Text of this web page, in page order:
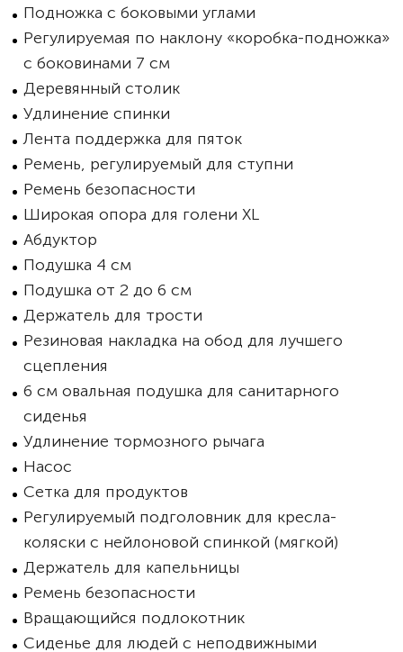
Подножка с боковыми углами
Регулируемая по наклону «коробка-подножка»
с боковинами 7 см
Деревянный столик
Удлинение спинки
Лента поддержка для пяток
Ремень, регулируемый для ступни
Ремень безопасности
Широкая опора для голени XL
Абдуктор
Подушка 4 см
Подушка от 2 до 6 см
Держатель для трости
Резиновая накладка на обод для лучшего
сцепления
6 см овальная подушка для санитарного
сиденья
Удлинение тормозного рычага
Насос
Сетка для продуктов
Регулируемый подголовник для кресла-
коляски с нейлоновой спинкой (мягкой)
Держатель для капельницы
Ремень безопасности
Вращающийся подлокотник
Сиденье для людей с неподвижными